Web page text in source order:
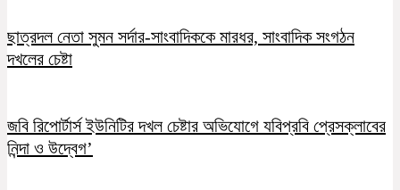
ছাত্রদল নেতা সুমন সর্দার-সাংবাদিককে মারধর, সাংবাদিক সংগঠন
দখলের চেষ্টা
জবি রিপোর্টার্স ইউনিটির দখল চেষ্টার অভিযোগে যবিপ্রবি প্রেসক্লাবের
নিন্দা ও উদ্বেগ’